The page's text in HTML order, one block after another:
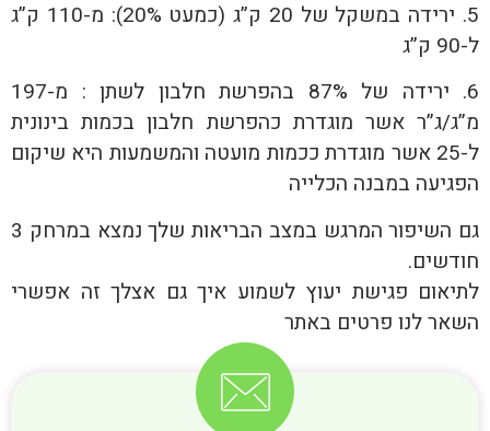
5. ירידה במשקל של 20 ק”ג (כמעט 20%): מ-110 ק”ג
ל-90 ק”ג
6. ירידה של 87% בהפרשת חלבון לשתן : מ-197
מ”ג/ג”ר אשר מוגדרת כהפרשת חלבון בכמות בינונית
ל-25 אשר מוגדרת ככמות מועטה והמשמעות היא שיקום
הפגיעה במבנה הכלייה
גם השיפור המרגש במצב הבריאות שלך נמצא במרחק 3
חודשים.
לתיאום פגישת יעוץ לשמוע איך גם אצלך זה אפשרי
השאר לנו פרטים באתר